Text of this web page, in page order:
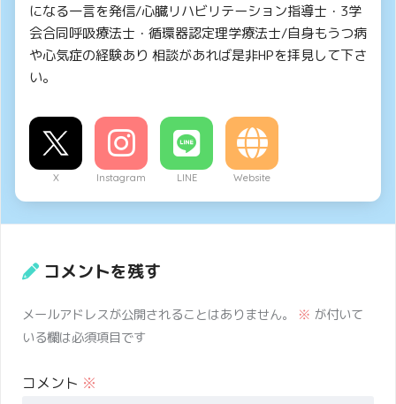
になる一言を発信/心臓リハビリテーション指導士・3学
会合同呼吸療法士・循環器認定理学療法士/自身もうつ病
や心気症の経験あり 相談があれば是非HPを拝見して下さ
い。
X Instagram LINE Website
コメントを残す
メールアドレスが公開されることはありません。 ※ が付いて
いる欄は必須項目です
コメント ※